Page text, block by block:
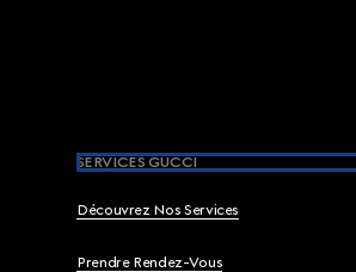
SERVICES GUCCI
Découvrez Nos Services
Prendre Rendez-Vous